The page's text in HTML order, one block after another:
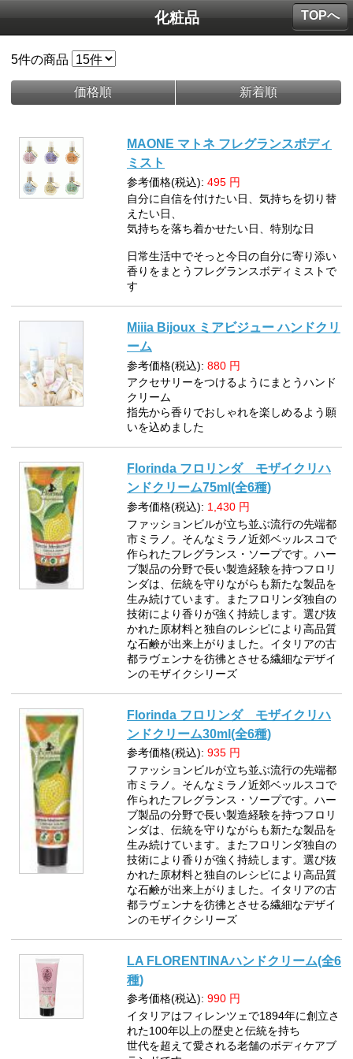
化粧品
5件の商品
価格順 新着順
MAONE マトネ フレグランスボディ
ミスト
参考価格(税込): 495 円
自分に自信を付けたい日、気持ちを切り替
えたい日、
気持ちを落ち着かせたい日、特別な日
日常生活中でそっと今日の自分に寄り添い
香りをまとうフレグランスボディミストで
す
Miiia Bijoux ミアビジュー ハンドクリ
ーム
参考価格(税込): 880 円
アクセサリーをつけるようにまとうハンド
クリーム
指先から香りでおしゃれを楽しめるよう願
いを込めました
Florinda フロリンダ モザイクリハ
ンドクリーム75ml(全6種)
参考価格(税込): 1,430 円
ファッションビルが立ち並ぶ流行の先端都
市ミラノ。そんなミラノ近郊ベッルスコで
作られたフレグランス・ソープです。ハー
ブ製品の分野で長い製造経験を持つフロリ
ンダは、伝統を守りながらも新たな製品を
生み続けています。またフロリンダ独自の
技術により香りが強く持続します。選び抜
かれた原材料と独自のレシピにより高品質
な石鹸が出来上がりました。イタリアの古
都ラヴェンナを彷彿とさせる繊細なデザイ
ンのモザイクシリーズ
Florinda フロリンダ モザイクリハ
ンドクリーム30ml(全6種)
参考価格(税込): 935 円
ファッションビルが立ち並ぶ流行の先端都
市ミラノ。そんなミラノ近郊ベッルスコで
作られたフレグランス・ソープです。ハー
ブ製品の分野で長い製造経験を持つフロリ
ンダは、伝統を守りながらも新たな製品を
生み続けています。またフロリンダ独自の
技術により香りが強く持続します。選び抜
かれた原材料と独自のレシピにより高品質
な石鹸が出来上がりました。イタリアの古
都ラヴェンナを彷彿とさせる繊細なデザイ
ンのモザイクシリーズ
LA FLORENTINAハンドクリーム(全6
種)
参考価格(税込): 990 円
イタリアはフィレンツェで1894年に創立さ
れた100年以上の歴史と伝統を持ち
世代を超えて愛される老舗のボディケアブ
TOPへ